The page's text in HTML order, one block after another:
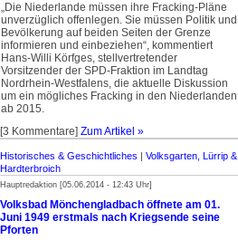
„Die Niederlande müssen ihre Fracking-Pläne
unverzüglich offenlegen. Sie müssen Politik und
Bevölkerung auf beiden Seiten der Grenze
informieren und einbeziehen“, kommentiert
Hans-Willi Körfges, stellvertretender
Vorsitzender der SPD-Fraktion im Landtag
Nordrhein-Westfalens, die aktuelle Diskussion
um ein mögliches Fracking in den Niederlanden
ab 2015.
[3 Kommentare] Zum Artikel »
Historisches & Geschichtliches | Volksgarten, Lürrip &
Hardterbroich
Hauptredaktion [05.06.2014 - 12:43 Uhr]
Volksbad Mönchengladbach öffnete am 01.
Juni 1949 erstmals nach Kriegsende seine
Pforten